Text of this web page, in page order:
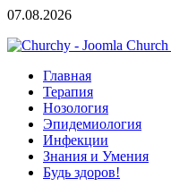
07.08.2026
Главная
Терапия
Нозология
Эпидемиология
Инфекции
Знания и Умения
Будь здоров!